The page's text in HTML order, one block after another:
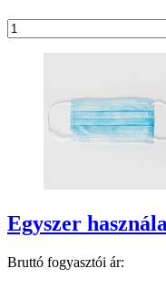
Egyszer
Bruttó fogyasztói ár: